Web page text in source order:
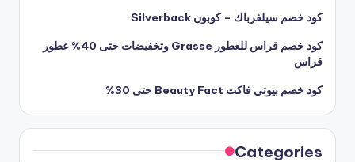
كود خصم سيلفرباك – كوبون Silverback
كود خصم قراس للعطور Grasse وتخفيضات حتى 40% عطور
قراس
كود خصم بيوتي فاكت Beauty Fact حتى 30%
Categories